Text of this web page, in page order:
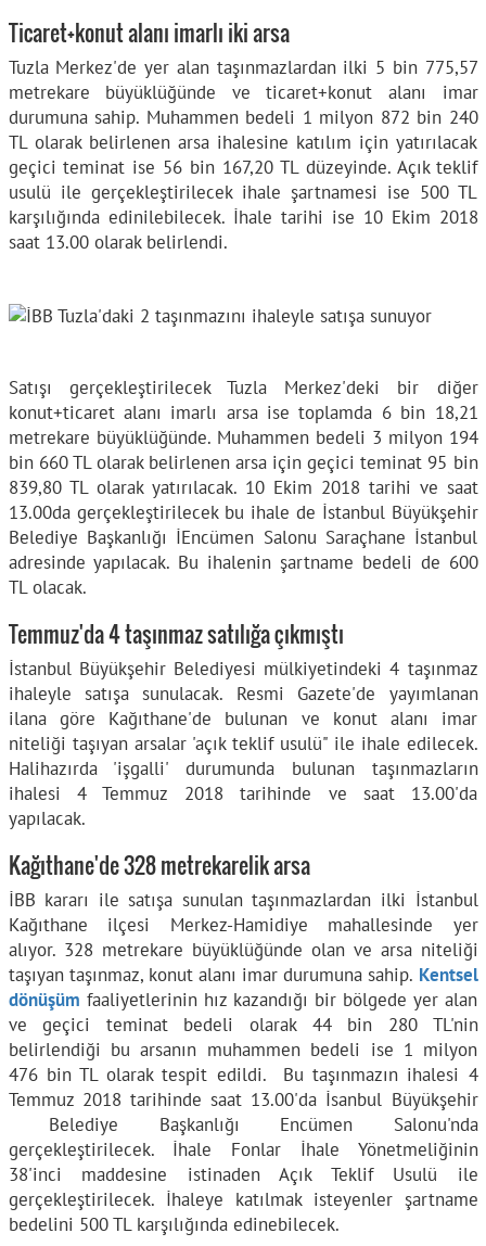
Ticaret+konut alanı imarlı iki arsa
Tuzla Merkez'de yer alan taşınmazlardan ilki 5 bin 775,57
metrekare büyüklüğünde ve ticaret+konut alanı imar
durumuna sahip. Muhammen bedeli 1 milyon 872 bin 240
TL olarak belirlenen arsa ihalesine katılım için yatırılacak
geçici teminat ise 56 bin 167,20 TL düzeyinde. Açık teklif
usulü ile gerçekleştirilecek ihale şartnamesi ise 500 TL
karşılığında edinilebilecek. İhale tarihi ise 10 Ekim 2018
saat 13.00 olarak belirlendi.
Satışı gerçekleştirilecek Tuzla Merkez'deki bir diğer
konut+ticaret alanı imarlı arsa ise toplamda 6 bin 18,21
metrekare büyüklüğünde. Muhammen bedeli 3 milyon 194
bin 660 TL olarak belirlenen arsa için geçici teminat 95 bin
839,80 TL olarak yatırılacak. 10 Ekim 2018 tarihi ve saat
13.00da gerçekleştirilecek bu ihale de İstanbul Büyükşehir
Belediye Başkanlığı İEncümen Salonu Saraçhane İstanbul
adresinde yapılacak. Bu ihalenin şartname bedeli de 600
TL olacak.
Temmuz'da 4 taşınmaz satılığa çıkmıştı
İstanbul Büyükşehir Belediyesi mülkiyetindeki 4 taşınmaz
ihaleyle satışa sunulacak. Resmi Gazete'de yayımlanan
ilana göre Kağıthane'de bulunan ve konut alanı imar
niteliği taşıyan arsalar 'açık teklif usulü" ile ihale edilecek.
Halihazırda 'işgalli' durumunda bulunan taşınmazların
ihalesi 4 Temmuz 2018 tarihinde ve saat 13.00'da
yapılacak.
Kağıthane'de 328 metrekarelik arsa
İBB kararı ile satışa sunulan taşınmazlardan ilki İstanbul
Kağıthane ilçesi Merkez-Hamidiye mahallesinde yer
alıyor. 328 metrekare büyüklüğünde olan ve arsa niteliği
taşıyan taşınmaz, konut alanı imar durumuna sahip. Kentsel
dönüşüm faaliyetlerinin hız kazandığı bir bölgede yer alan
ve geçici teminat bedeli olarak 44 bin 280 TL'nin
belirlendiği bu arsanın muhammen bedeli ise 1 milyon
476 bin TL olarak tespit edildi. Bu taşınmazın ihalesi 4
Temmuz 2018 tarihinde saat 13.00'da İsanbul Büyükşehir
Belediye Başkanlığı Encümen Salonu'nda
gerçekleştirilecek. İhale Fonlar İhale Yönetmeliğinin
38'inci maddesine istinaden Açık Teklif Usulü ile
gerçekleştirilecek. İhaleye katılmak isteyenler şartname
bedelini 500 TL karşılığında edinebilecek.